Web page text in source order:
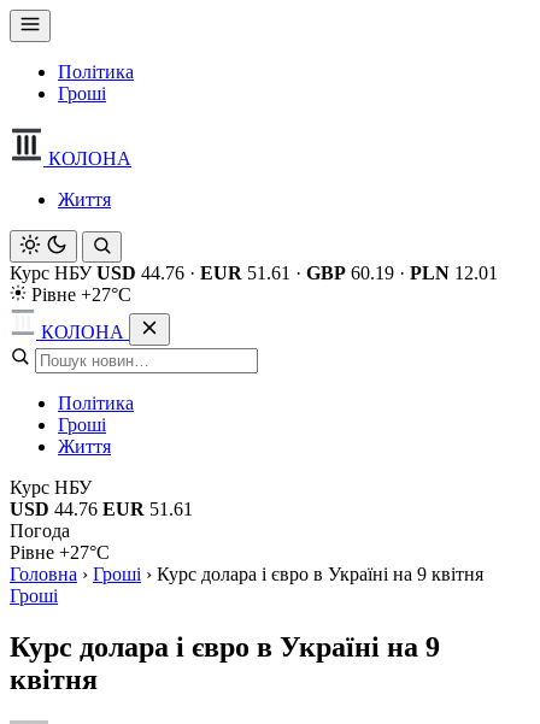
Політика
Гроші
КОЛОНА
Життя
Курс НБУ USD 44.76 · EUR 51.61 · GBP 60.19 · PLN 12.01
Рівне +27°C
КОЛОНА
Політика
Гроші
Життя
Курс НБУ
USD 44.76 EUR 51.61
Погода
Рівне +27°C
Головна › Гроші › Курс долара і євро в Україні на 9 квітня
Гроші
Курс долара і євро в Україні на 9
квітня